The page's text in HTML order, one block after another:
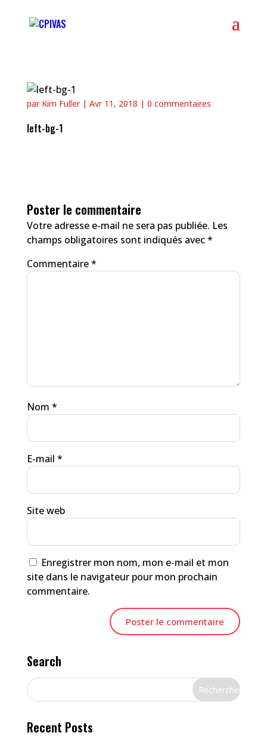
par Kim Fuller| Avr 11, 2018 | 0 commentaires
left-bg-1
Poster le commentaire
Votre adresse e-mail ne sera pas publiée. Les
champs obligatoires sont indiqués avec*
Commentaire*
Nom *
E-mail *
Site web
Enregistrer mon nom, mon e-mail et mon
site dans le navigateur pour mon prochain
commentaire.
Search
Recent Posts